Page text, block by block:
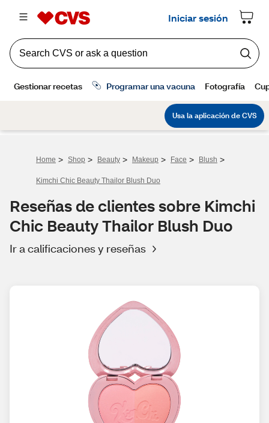
Home > Shop > Beauty > Makeup > Face > Blush >
Kimchi Chic Beauty Thailor Blush Duo
Reseñas de clientes sobre Kimchi
Chic Beauty Thailor Blush Duo
Ir a calificaciones y reseñas